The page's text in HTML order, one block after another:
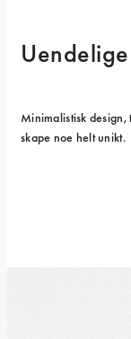
Minimalistisk
skape noe helt unikt.